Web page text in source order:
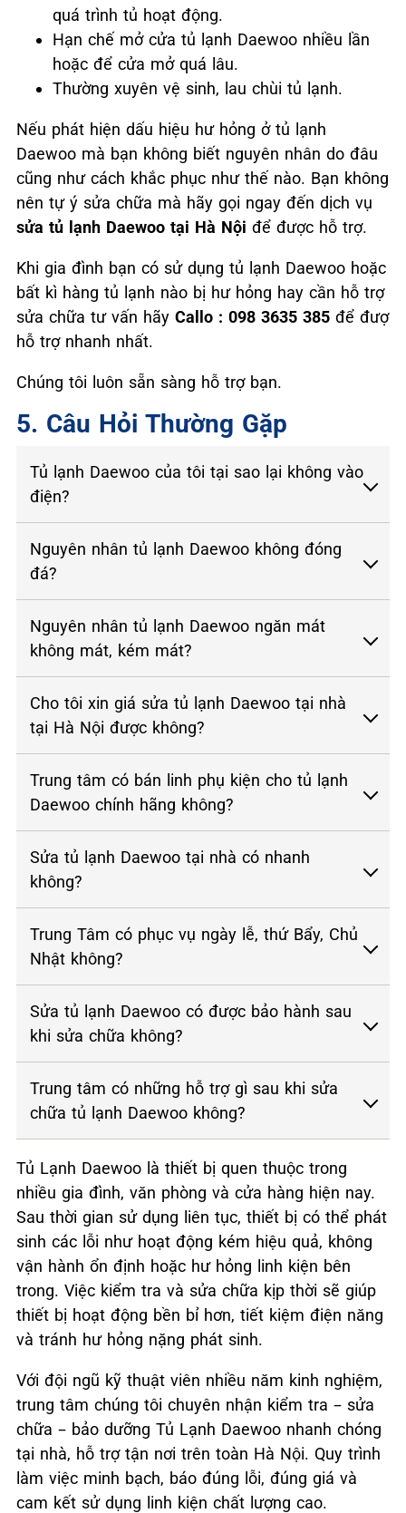
quá trình tủ hoạt động.
Hạn chế mở cửa tủ lạnh Daewoo nhiều lần
hoặc để cửa mở quá lâu.
Thường xuyên vệ sinh, lau chùi tủ lạnh.
Nếu phát hiện dấu hiệu hư hỏng ở tủ lạnh
Daewoo mà bạn không biết nguyên nhân do đâu
cũng như cách khắc phục như thế nào. Bạn không
nên tự ý sửa chữa mà hãy gọi ngay đến dịch vụ
sửa tủ lạnh Daewoo tại Hà Nội để được hỗ trợ.
Khi gia đình bạn có sử dụng tủ lạnh Daewoo hoặc
bất kì hàng tủ lạnh nào bị hư hỏng hay cần hỗ trợ
sửa chữa tư vấn hãy Callo : 098 3635 385 để đượ
hỗ trợ nhanh nhất.
Chúng tôi luôn sẵn sàng hỗ trợ bạn.
5. Câu Hỏi Thường Gặp
Tủ lạnh Daewoo của tôi tại sao lại không vào
điện?
Nguyên nhân tủ lạnh Daewoo không đóng
đá?
Nguyên nhân tủ lạnh Daewoo ngăn mát
không mát, kém mát?
Cho tôi xin giá sửa tủ lạnh Daewoo tại nhà
tại Hà Nội được không?
Trung tâm có bán linh phụ kiện cho tủ lạnh
Daewoo chính hãng không?
Sửa tủ lạnh Daewoo tại nhà có nhanh
không?
Trung Tâm có phục vụ ngày lễ, thứ Bẩy, Chủ
Nhật không?
Sửa tủ lạnh Daewoo có được bảo hành sau
khi sửa chữa không?
Trung tâm có những hỗ trợ gì sau khi sửa
chữa tủ lạnh Daewoo không?
Tủ Lạnh Daewoo là thiết bị quen thuộc trong
nhiều gia đình, văn phòng và cửa hàng hiện nay.
Sau thời gian sử dụng liên tục, thiết bị có thể phát
sinh các lỗi như hoạt động kém hiệu quả, không
vận hành ổn định hoặc hư hỏng linh kiện bên
trong. Việc kiểm tra và sửa chữa kịp thời sẽ giúp
thiết bị hoạt động bền bỉ hơn, tiết kiệm điện năng
và tránh hư hỏng nặng phát sinh.
Với đội ngũ kỹ thuật viên nhiều năm kinh nghiệm,
trung tâm chúng tôi chuyên nhận kiểm tra – sửa
chữa – bảo dưỡng Tủ Lạnh Daewoo nhanh chóng
tại nhà, hỗ trợ tận nơi trên toàn Hà Nội. Quy trình
làm việc minh bạch, báo đúng lỗi, đúng giá và
cam kết sử dụng linh kiện chất lượng cao.